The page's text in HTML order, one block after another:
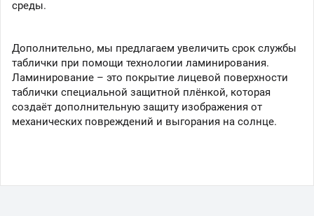
среды.
Дополнительно, мы предлагаем увеличить срок службы
таблички при помощи технологии ламинирования.
Ламинирование – это покрытие лицевой поверхности
таблички специальной защитной плёнкой, которая
создаёт дополнительную защиту изображения от
механических повреждений и выгорания на солнце.